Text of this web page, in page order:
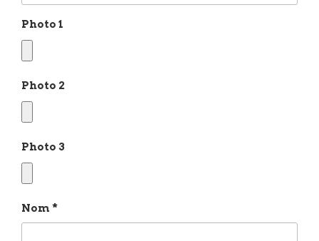
Photo 1
Photo 2
Photo 3
Nom *